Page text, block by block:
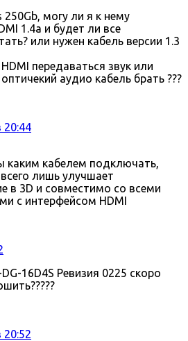
могу ли я к нему
1.4a и будет ли все
или нужен кабель версии 1.3
передаваться звук или
аудио кабель брать ???
20:44
каким кабелем подключать,
лишь улучшает
в 3D и совместимо со всеми
с интерфейсом HDMI
16D4S Ревизия 0225 скоро
20:52